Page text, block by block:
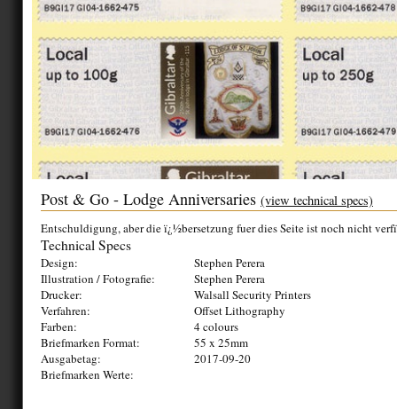
Post & Go - Lodge Anniversaries (view technical specs)
Entschuldigung, aber die ï¿½bersetzung fuer dies Seite ist noch nicht
Technical Specs
Design:
Stephen Perera
Illustration / Fotografie:
Stephen Perera
Drucker:
Walsall Security Printers
Verfahren:
Offset Lithography
Farben:
4 colours
Briefmarken Format:
55 x 25mm
Ausgabetag:
2017-09-20
Briefmarken Werte: